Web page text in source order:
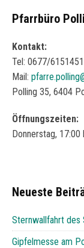
Pfarrbüro
Kontakt:
Tel: 0677/
Mail:
Polling 35, 6404
Öffnungszeiten:
Donnerstag, 17:00
Neueste
Sternwallfahrt des
Gipfelmesse am